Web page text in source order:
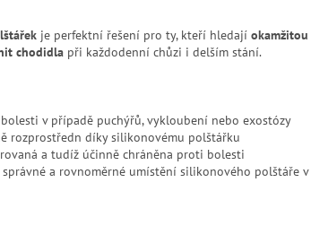
je perfektní řešení pro ty, kteří hledají okamžitou
chodidla při každodenní chůzi i delším stání.
v případě puchýřů, vykloubení nebo exostózy
rozprostředn díky silikonovému polštářku
a tudíž účinně chráněna proti bolesti
a rovnoměrné umístění silikonového polštáře v